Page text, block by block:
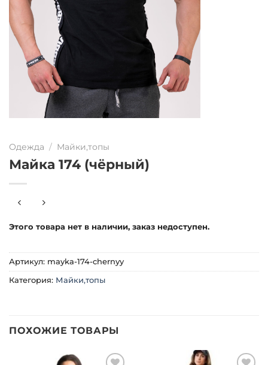
Одежда / Майки,топы
Майка 174 (чёрный)
Этого товара нет в наличии, заказ недоступен.
Артикул: mayka-174-chernyy
Категория: Майки,топы
ПОХОЖИЕ ТОВАРЫ